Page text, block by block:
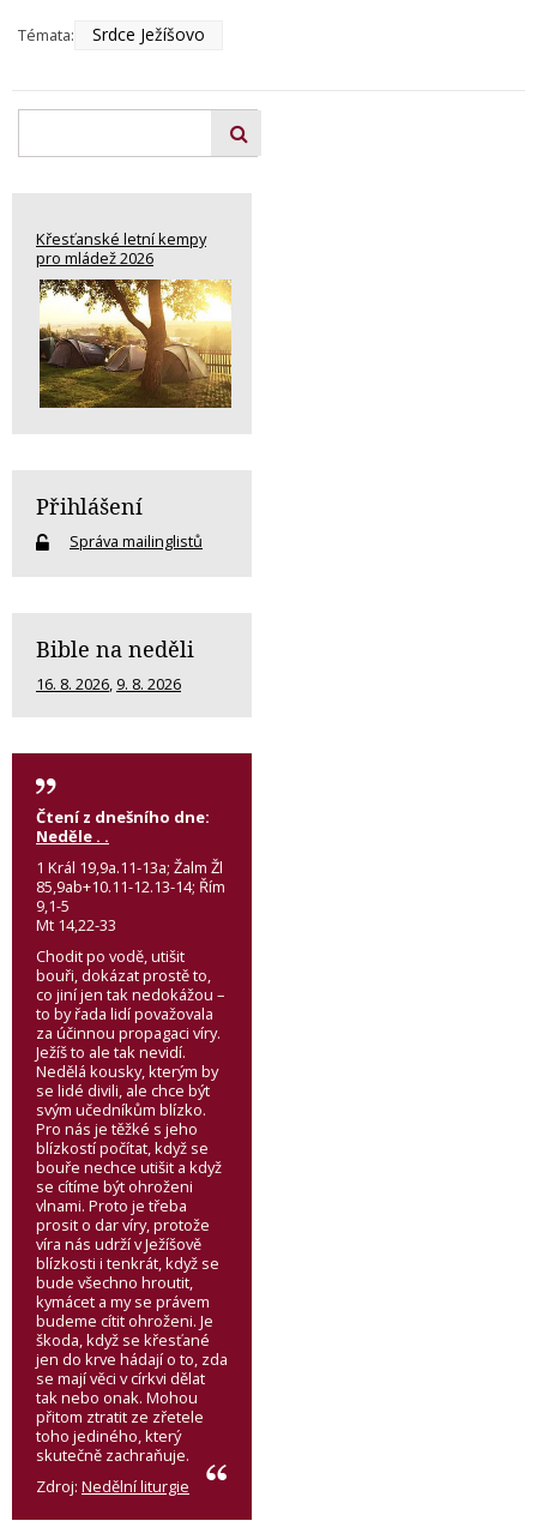
Témata: Srdce Ježíšovo
Křesťanské letní kempy
pro mládež 2026
Přihlášení
Správa mailinglistů
Bible na neděli
16. 8. 2026, 9. 8. 2026
Čtení z dnešního dne:
Neděle . .
1 Král 19,9a.11-13a; Žalm Žl
85,9ab+10.11-12.13-14; Řím
9,1-5
Mt 14,22-33
Chodit po vodě, utišit
bouři, dokázat prostě to,
co jiní jen tak nedokážou –
to by řada lidí považovala
za účinnou propagaci víry.
Ježíš to ale tak nevidí.
Nedělá kousky, kterým by
se lidé divili, ale chce být
svým učedníkům blízko.
Pro nás je těžké s jeho
blízkostí počítat, když se
bouře nechce utišit a když
se cítíme být ohroženi
vlnami. Proto je třeba
prosit o dar víry, protože
víra nás udrží v Ježíšově
blízkosti i tenkrát, když se
bude všechno hroutit,
kymácet a my se právem
budeme cítit ohroženi. Je
škoda, když se křesťané
jen do krve hádají o to, zda
se mají věci v církvi dělat
tak nebo onak. Mohou
přitom ztratit ze zřetele
toho jediného, který
skutečně zachraňuje.
Zdroj: Nedělní liturgie